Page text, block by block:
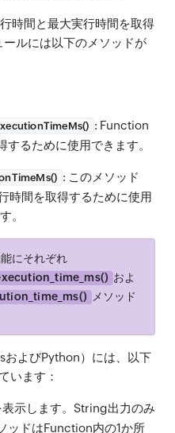
時間と最大実行時間を取得
ールには以下のメソッドが
: Function
るために使用できます。
: このメソッド
時間を取得するために使用
。
にそれぞれ
およ
メソッド
およびPython）には、以下
います：
表示します。String出力のみ
ッドはFunction内の1か所